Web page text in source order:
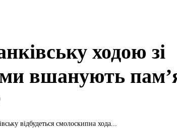
ходою зі
вшанують
відбудеться смолоскипна хода...